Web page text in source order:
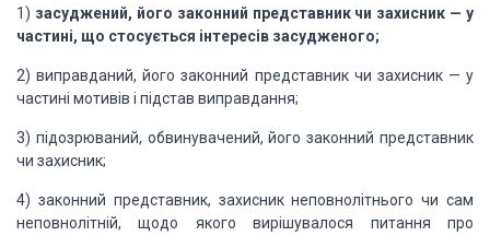
1) засуджений, його законний представник чи захисник — у
частині, що стосується інтересів засудженого;
2) виправданий, його законний представник чи захисник — у
частині мотивів і підстав виправдання;
3) підозрюваний, обвинувачений, його законний представник
чи захисник;
4) законний представник, захисник неповнолітнього чи сам
неповнолітній, щодо якого вирішувалося питання про